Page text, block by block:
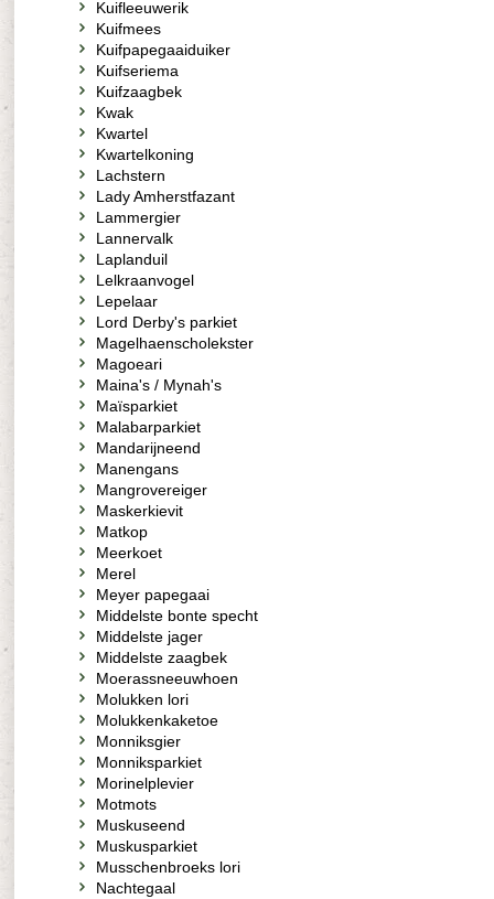
Kuifleeuwerik
Kuifmees
Kuifpapegaaiduiker
Kuifseriema
Kuifzaagbek
Kwak
Kwartel
Kwartelkoning
Lachstern
Lady Amherstfazant
Lammergier
Lannervalk
Laplanduil
Lelkraanvogel
Lepelaar
Lord Derby's parkiet
Magelhaenscholekster
Magoeari
Maina's / Mynah's
Maïsparkiet
Malabarparkiet
Mandarijneend
Manengans
Mangrovereiger
Maskerkievit
Matkop
Meerkoet
Merel
Meyer papegaai
Middelste bonte specht
Middelste jager
Middelste zaagbek
Moerassneeuwhoen
Molukken lori
Molukkenkaketoe
Monniksgier
Monniksparkiet
Morinelplevier
Motmots
Muskuseend
Muskusparkiet
Musschenbroeks lori
Nachtegaal